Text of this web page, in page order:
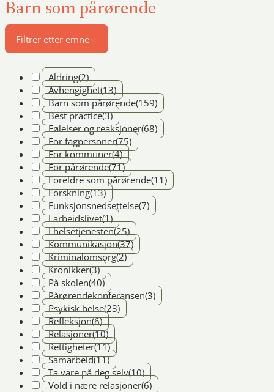
Barn som pårørende
Filtrer etter emne
Aldring(2)
Avhengighet(13)
Barn som pårørende(159)
Best practice(3)
Følelser og reaksjoner(68)
For fagpersoner(75)
For kommuner(4)
For pårørende(71)
Foreldre som pårørende(11)
Forskning(13)
Funksjonsnedsettelse(7)
I arbeidslivet(1)
I helsetjenesten(25)
Kommunikasjon(37)
Kriminalomsorg(2)
Kronikker(3)
På skolen(40)
Pårørendekonferansen(3)
Psykisk helse(23)
Refleksjon(6)
Relasjoner(10)
Rettigheter(11)
Samarbeid(11)
Ta vare på deg selv(10)
Vold i nære relasjoner(6)